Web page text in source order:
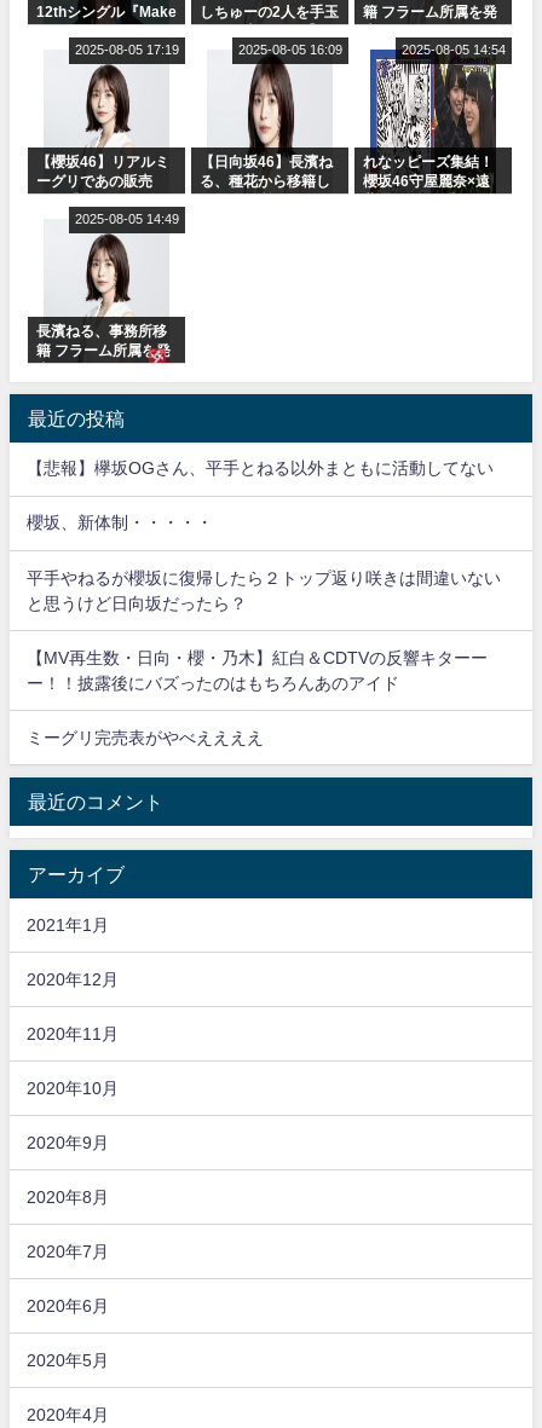
12thシングル『Make
ャルグッズ絶賛販売
しちゅーの2人を手玉
りぃむナンタラ】
籍 フラーム所属を発
【櫻坂46】リアルミ
ーグリであの販売
Break』オフィシャ
ルグッズ解禁
2025-08-05 17:19
【日向坂46】長濱ね
る、種花から移籍し
2025-08-05 16:09
れなッピーズ集結！
櫻坂46守屋麗奈×遠
2025-08-05 14:54
長濱ねる、事務所移
籍 フラーム所属を発
2025-08-05 14:49
最近の投稿
【悲報】欅坂OGさん、平手とねる以外まともに活動してない
櫻坂、新体制・・・・・
平手やねるが櫻坂に復帰したら２トップ返り咲きは間違いない
と思うけど日向坂だったら？
【MV再生数・日向・櫻・乃木】紅白＆CDTVの反響キターー
ー！！披露後にバズったのはもちろんあのアイド
ミーグリ完売表がやべええええ
最近のコメント
アーカイブ
2021年1月
2020年12月
2020年11月
2020年10月
2020年9月
2020年8月
2020年7月
2020年6月
2020年5月
2020年4月